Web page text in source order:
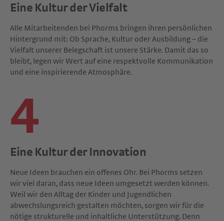
Eine Kultur der Vielfalt
Alle Mitarbeitenden bei Phorms bringen ihren persönlichen
Hintergrund mit: Ob Sprache, Kultur oder Ausbildung – die
Vielfalt unserer Belegschaft ist unsere Stärke. Damit das so
bleibt, legen wir Wert auf eine respektvolle Kommunikation
und eine inspirierende Atmosphäre.
4
Eine Kultur der Innovation
Neue Ideen brauchen ein offenes Ohr. Bei Phorms setzen
wir viel daran, dass neue Ideen umgesetzt werden können.
Weil wir den Alltag der Kinder und Jugendlichen
abwechslungsreich gestalten möchten, sorgen wir für die
nötige strukturelle und inhaltliche Unterstützung. Denn